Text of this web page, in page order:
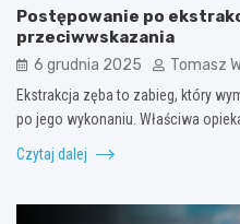
Postępowanie po
przeciwwskazania
6 grudnia 2025 Tomasz
Ekstrakcja zęba to zabieg, który
po jego wykonaniu. Właściwa
Czytaj dalej